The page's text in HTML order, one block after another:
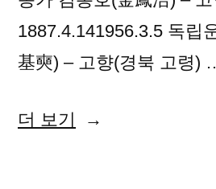
1887.4.141956.3.5 독립
基奭) – 고향(경북 고령)
더 보기 “2020